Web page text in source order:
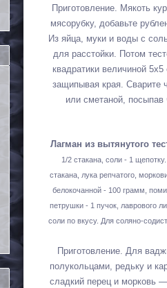
Приготовление. Мякоть
мясорубку, добавьте
Из яйца, муки и воды с
для расстойки. Потом
квадратики величиной
защипывая края. Сварите
или сметаной,
Лагман из вытянутого
1/2 стакана, соли - 1
стакана, лука репчатого,
белокочанной - 100 грамм,
петрушки - 1 пучок, лаврового
соли по вкусу. Для соляно-
Приготовление. Для
полукольцами, редьку и
сладкий перец и морковь